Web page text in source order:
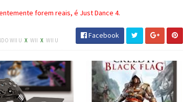
forem reais, é Just Dance 4.
WII U X WII X WII U
Facebook